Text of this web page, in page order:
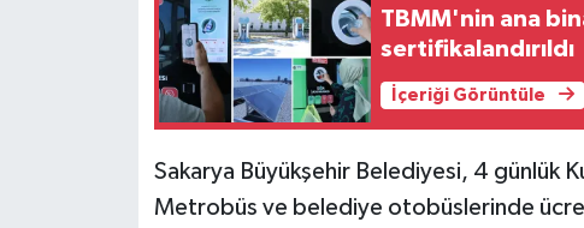
TBMM'nin ana
sertifikalandırıldı
İçeriği Görüntüle
Sakarya Büyükşehir Belediyesi, 4 günlük
Metrobüs ve belediye otobüslerinde